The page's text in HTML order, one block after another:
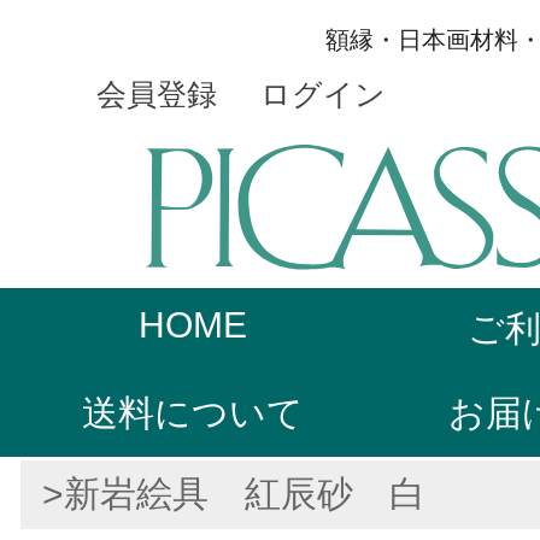
額縁・日本画材料
会員登録 ログイン
HOME ご
送料について お届
>新岩絵具 紅辰砂 白